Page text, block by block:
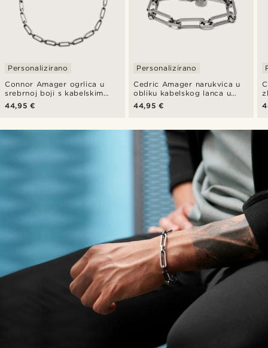
Connor Amager ogrlica u
srebrnoj boji s kabelskim
lancem
Personalizirano
44,95 €
Cedric Amager narukvica u
obliku kabelskog lanca u
srebrnoj boji
Personalizirano
44,95 €